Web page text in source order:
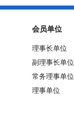
会员单位
理事长单位
副理事长单位
常务理事单位
理事单位